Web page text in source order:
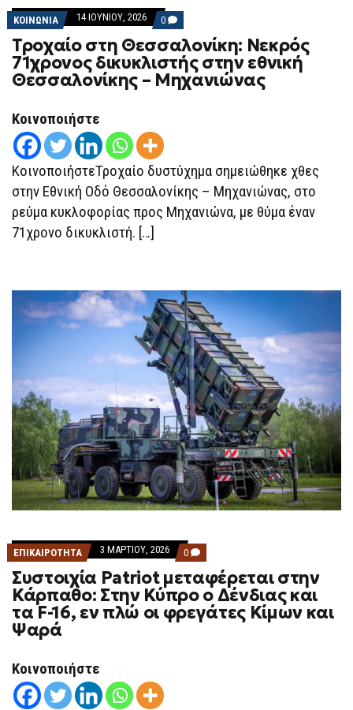
ΚΟΙΝΩΝΙΑ 14 ΙΟΥΝΊΟΥ, 2026 0 COMMENTS
ON
ΤΡΟΧΑΊΟ
ΣΤΗ
ΘΕΣΣΑΛΟΝΊΚΗ:
ΝΕΚΡΌΣ
71ΧΡΟΝΟΣ
Τροχαίο στη Θεσσαλονίκη: Νεκρός
71χρονος δικυκλιστής στην εθνική
Θεσσαλονίκης – Μηχανιώνας
Κοινοποιήστε
ΚοινοποιήστεΤροχαίο δυστύχημα σημειώθηκε χθες
στην Εθνική Οδό Θεσσαλονίκης – Μηχανιώνας, στο
ρεύμα κυκλοφορίας προς Μηχανιώνα, με θύμα έναν
71χρονο δικυκλιστή. […]
ΕΠΙΚΑΙΡΟΤΗΤΑ 3 ΜΑΡΤΊΟΥ, 2026 0 COMMENTS
ON
ΣΥΣΤΟΙΧΊΑ
PATRIOT
ΜΕΤΑΦΈΡΕΤΑΙ
ΣΤΗΝ
ΚΆΡΠΑΘΟ:
Συστοιχία Patriot μεταφέρεται στην
Κάρπαθο: Στην Κύπρο ο Δένδιας και
τα F-16, εν πλώ οι φρεγάτες Κίμων και
Ψαρά
Κοινοποιήστε